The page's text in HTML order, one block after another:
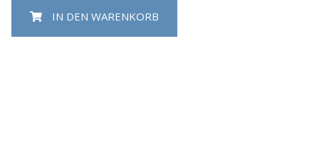
IN DEN WARENKORB